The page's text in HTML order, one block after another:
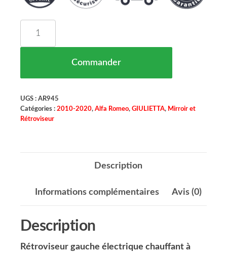
Commander
UGS : AR945
Catégories : 2010-2020, Alfa Romeo, GIULIETTA, Mirroir et
Rétroviseur
Description
Informations complémentaires Avis (0)
Description
Rétroviseur gauche électrique chauffant à